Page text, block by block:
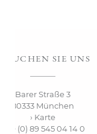
BESUCHEN SIE UNS
Barer Straße 3
80333 München
› Karte
+49 (0) 89 545 04 14 0